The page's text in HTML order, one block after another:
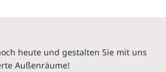
heute und gestalten Sie mit uns
Außenräume!